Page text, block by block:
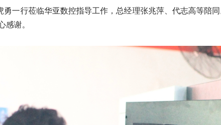
行莅临华亚数控指导工作，总经理张兆萍、代志高等陪
感谢。